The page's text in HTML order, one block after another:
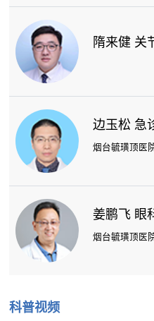
隋来健 关
边玉松 急
烟台毓璜顶医
姜鹏飞 眼
烟台毓璜顶医
科普视频